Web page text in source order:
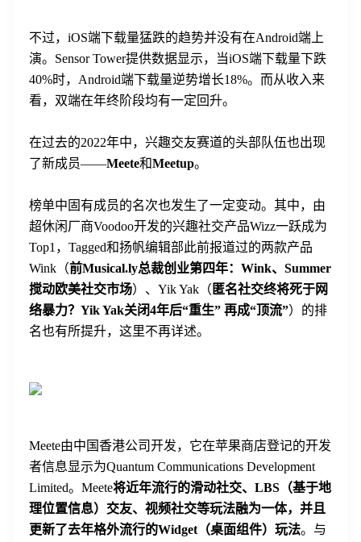
不过，iOS端下载量猛跌的趋势并没有在Android端上
演。Sensor Tower提供数据显示，当iOS端下载量下跌
40%时，Android端下载量逆势增长18%。而从收入来
看，双端在年终阶段均有一定回升。
在过去的2022年中，兴趣交友赛道的头部队伍也出现
了新成员——Meete和Meetup。
榜单中固有成员的名次也发生了一定变动。其中，由
超休闲厂商Voodoo开发的兴趣社交产品Wizz一跃成为
Top1，Tagged和扬帆编辑部此前报道过的两款产品
Wink（前Musical.ly总裁创业第四年：Wink、Summer
搅动欧美社交市场）、Yik Yak（ 匿名社交终将死于网
络暴力？Yik Yak关闭4年后“重生” 再成“顶流”）的排
名也有所提升，这里不再详述。
Meete由中国香港公司开发，它在苹果商店登记的开发
者信息显示为Quantum Communications Development
Limited。Meete将近年流行的滑动社交、LBS（基于地
理位置信息）交友、视频社交等玩法融为一体，并且
更新了去年格外流行的Widget（桌面组件）玩法。与
我已阅读并同意 通讯云服务条款 和 通讯云隐私政策
提交
不了，谢谢
登录即时通讯云
登录客服云